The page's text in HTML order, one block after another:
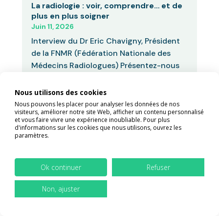
La radiologie : voir, comprendre… et de
plus en plus soigner
Juin 11, 2026
Interview du Dr Eric Chavigny, Président
de la FNMR (Fédération Nationale des
Médecins Radiologues) Présentez-nous
Vers la fin du secret médical ?
Juin 11, 2026
travail prescrits par téléconsultation ne
pourront plus excéder trois jours. Et...
Nous utilisons des cookies
Nous pouvons les placer pour analyser les données de nos
visiteurs, améliorer notre site Web, afficher un contenu personnalisé
et vous faire vivre une expérience inoubliable. Pour plus
d'informations sur les cookies que nous utilisons, ouvrez les
paramètres.
Ok continuer Refuser
Non, ajuster